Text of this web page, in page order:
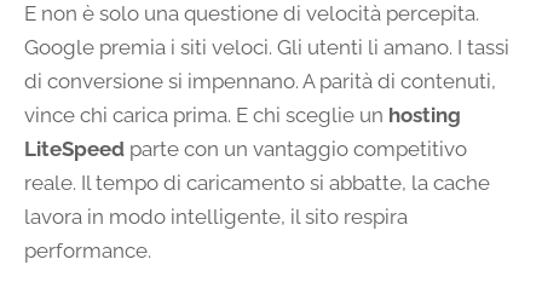
E non è solo una questione di velocità percepita.
Google premia i siti veloci. Gli utenti li amano. I tassi
di conversione si impennano. A parità di contenuti,
vince chi carica prima. E chi sceglie un hosting
LiteSpeed parte con un vantaggio competitivo
reale. Il tempo di caricamento si abbatte, la cache
lavora in modo intelligente, il sito respira
performance.